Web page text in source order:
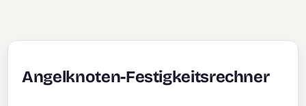
Angelknoten-Festigkeitsrechner